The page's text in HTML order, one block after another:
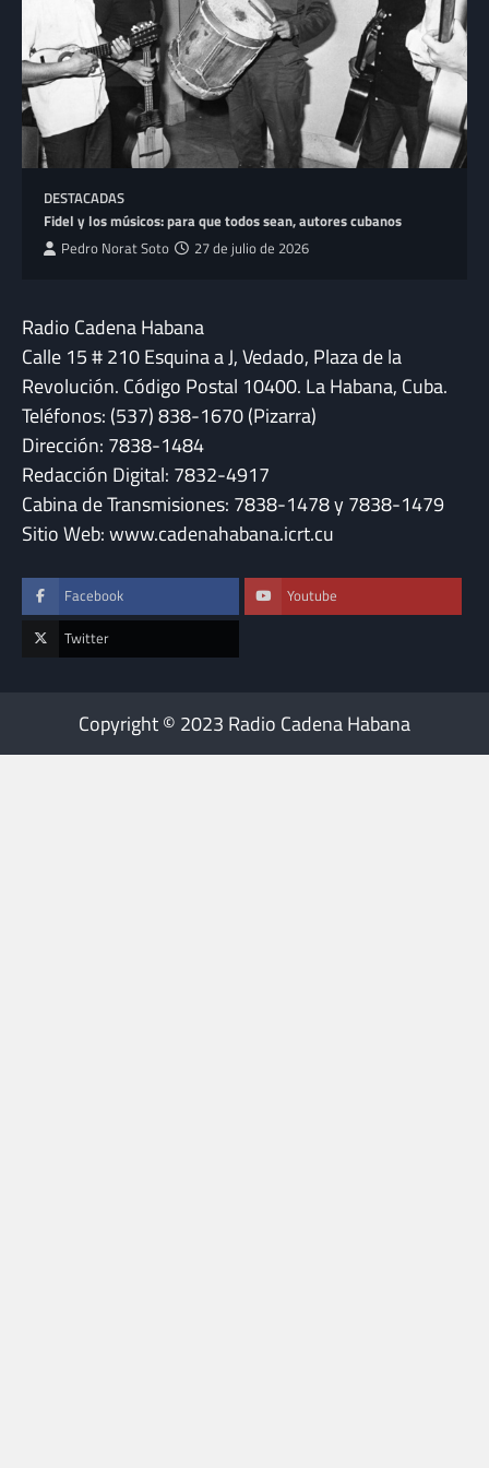
DESTACADAS
Fidel y los músicos: para que todos sean, autores cubanos
Pedro Norat Soto 27 de julio de 2026
Radio Cadena Habana
Calle 15 # 210 Esquina a J, Vedado, Plaza de la
Revolución. Código Postal 10400. La Habana, Cuba.
Teléfonos: (537) 838-1670 (Pizarra)
Dirección: 7838-1484
Redacción Digital: 7832-4917
Cabina de Transmisiones: 7838-1478 y 7838-1479
Sitio Web: www.cadenahabana.icrt.cu
Facebook Youtube
Twitter